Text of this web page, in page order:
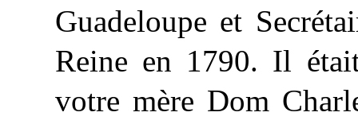
Guadeloupe et
Reine en 1790. Il
votre mère Dom